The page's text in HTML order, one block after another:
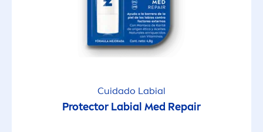
Cuidado Labial
Protector Labial Med Repair